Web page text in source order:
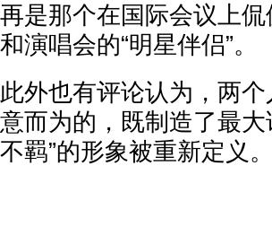
再是那个在国际会议上
和演唱会的“明星伴侣”。
此外也有评论认为，两
意而为的，既制造了最
不羁”的形象被重新定义。